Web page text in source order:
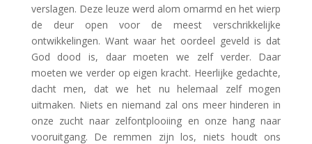
verslagen. Deze leuze werd alom omarmd en het wierp
de deur open voor de meest verschrikkelijke
ontwikkelingen. Want waar het oordeel geveld is dat
God dood is, daar moeten we zelf verder. Daar
moeten we verder op eigen kracht. Heerlijke gedachte,
dacht men, dat we het nu helemaal zelf mogen
uitmaken. Niets en niemand zal ons meer hinderen in
onze zucht naar zelfontplooiing en onze hang naar
vooruitgang. De remmen zijn los, niets houdt ons